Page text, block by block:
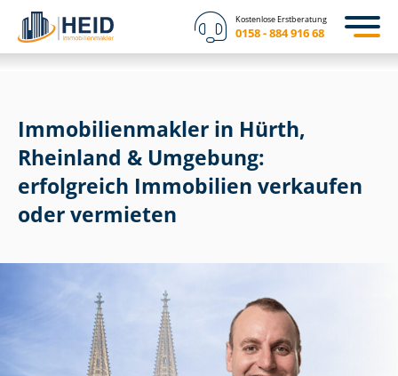
Kostenlose Erstberatung
0158 - 884 916 68
Im­mo­bi­li­en­mak­ler in Hürth,
Rheinland & Umgebung:
erfolgreich Immobilien verkaufen
oder vermieten